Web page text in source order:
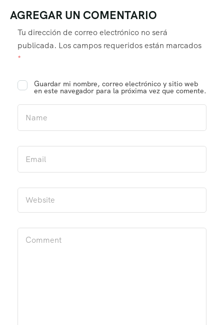
AGREGAR UN COMENTARIO
Tu dirección de correo electrónico no será
publicada. Los campos requeridos están marcados
*
Guardar mi nombre, correo electrónico y sitio web
en este navegador para la próxima vez que comente.